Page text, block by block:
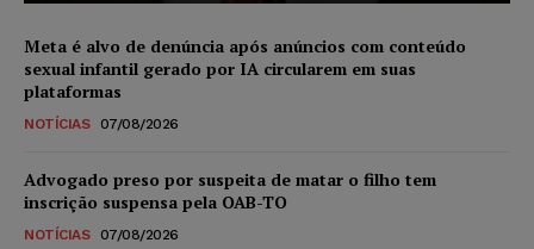
Meta é alvo de denúncia após anúncios com conteúdo
sexual infantil gerado por IA circularem em suas
plataformas
NOTÍCIAS 07/08/2026
Advogado preso por suspeita de matar o filho tem
inscrição suspensa pela OAB-TO
NOTÍCIAS 07/08/2026